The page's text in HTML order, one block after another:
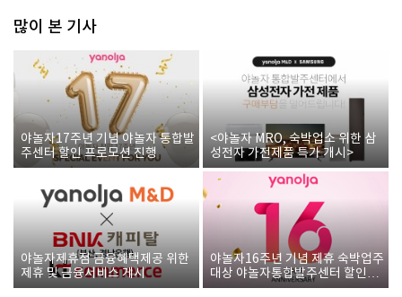
많이 본 기사
야놀자17주년 기념 야놀자 통합발
주센터 할인 프로모션 진행
<야놀자 MRO, 숙박업소 위한 삼
성전자 가전제품 특가 개시>
야놀자제휴점 금융혜택제공 위한
제휴 및 금융서비스 게시
야놀자16주년 기념 제휴 숙박업주
대상 야놀자통합발주센터 할인쿠
폰 증정